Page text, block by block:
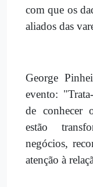
com que os
aliados das
George
evento:
de conhecer
estão
negócios,
atenção à